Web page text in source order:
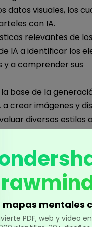
datos visuales, los
con IA.
relevantes de
IA a identificar los
y a comprender sus
la base de la
crear imágenes y
diversos estilos
humanos te brinden
las cualidades
mapas mentales
PDF, web y video